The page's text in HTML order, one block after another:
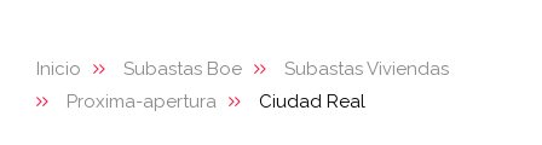
Inicio Subastas Boe
Subastas Viviendas
Proxima-apertura
Ciudad Real